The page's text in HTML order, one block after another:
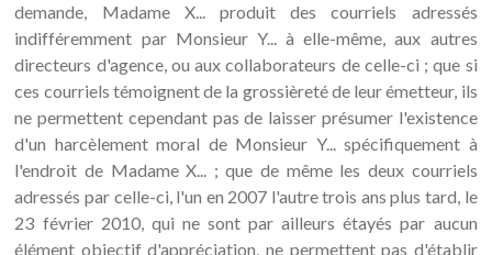
demande, Madame X... produit des courriels adressés
indifféremment par Monsieur Y... à elle-même, aux autres
directeurs d'agence, ou aux collaborateurs de celle-ci ; que si
ces courriels témoignent de la grossièreté de leur émetteur, ils
ne permettent cependant pas de laisser présumer l'existence
d'un harcèlement moral de Monsieur Y... spécifiquement à
l'endroit de Madame X... ; que de même les deux courriels
adressés par celle-ci, l'un en 2007 l'autre trois ans plus tard, le
23 février 2010, qui ne sont par ailleurs étayés par aucun
élément objectif d'appréciation, ne permettent pas d'établir